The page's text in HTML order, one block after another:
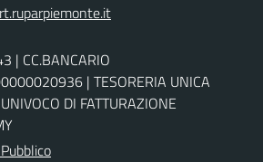
| CC.BANCARIO
| TESORERIA UNICA
DI FATTURAZIONE